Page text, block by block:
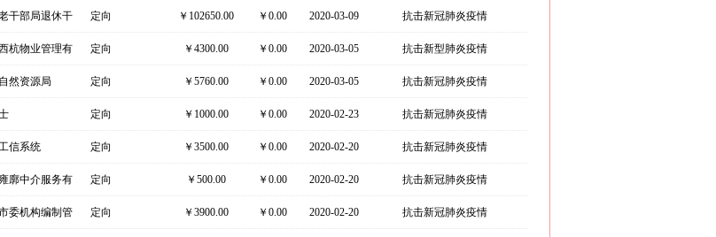
干部局退休干 定向 ￥102650.00 ￥ 0.00 2020-03-09 抗击新冠肺炎疫情
杭物业管理有 定向 ￥4300.00 ￥ 0.00 2020-03-05 抗击新型肺炎疫情
然资源局 定向 ￥5760.00 ￥ 0.00 2020-03-05 抗击新冠肺炎疫情
定向 ￥1000.00 ￥ 0.00 2020-02-23 抗击新冠肺炎疫情
信系统 定向 ￥3500.00 ￥ 0.00 2020-02-20 抗击新冠肺炎疫情
廓中介服务有 定向 ￥500.00 ￥ 0.00 2020-02-20 抗击新冠肺炎疫情
委机构编制管 定向 ￥3900.00 ￥ 0.00 2020-02-20 抗击新冠肺炎疫情